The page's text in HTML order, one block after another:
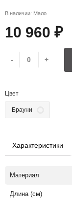
В наличии: Мало
10 960 ₽
- +
Цвет
Брауни
Характеристики
Материал
Длина (см)